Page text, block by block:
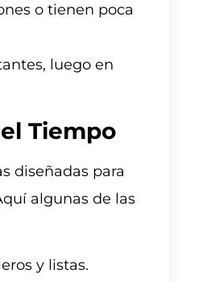
o tienen poca
luego en
Tiempo
diseñadas para
algunas de las
y listas.